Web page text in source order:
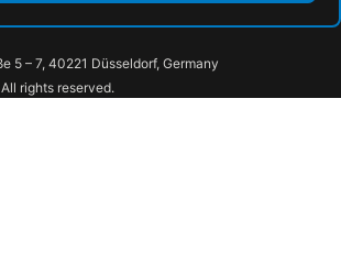
5 – 7, 40221 Düsseldorf, Germany
rights reserved.